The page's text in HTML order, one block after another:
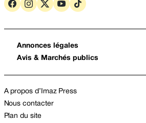
Annonces légales
Avis & Marchés publics
A propos d’Imaz Press
Nous contacter
Plan du site